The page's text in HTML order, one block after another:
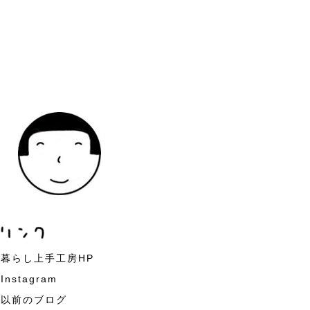
暮らし上手工房HP
Instagram
以前のブログ